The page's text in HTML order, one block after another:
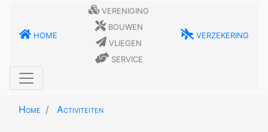
Home
Vereniging
Bouwen
Vliegen
Service
Verzekering
Home Activiteiten